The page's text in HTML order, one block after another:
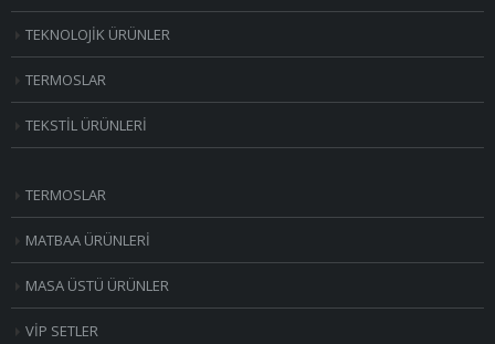
TEKNOLOJİK ÜRÜNLER
TERMOSLAR
TEKSTİL ÜRÜNLERİ
TERMOSLAR
MATBAA ÜRÜNLERİ
MASA ÜSTÜ ÜRÜNLER
VİP SETLER